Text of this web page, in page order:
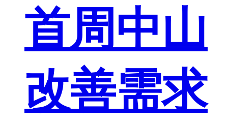
首周中山
改善需求